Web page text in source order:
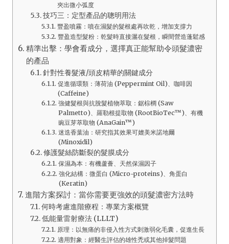
夾出微小弧度
技巧三：定型產品的聰明用法
豐盈噴霧：噴在濕髮的髮根處再吹乾，增加支撐力
豐盈造型髮粉：乾髮時直接灑在髮根，瞬間營造蓬鬆感
精準出擊：學會看成分，選擇真正能幫助令頭髮濃密
的產品
針對性養髮液/頭皮精華的關鍵成分
促進循環類：薄荷油 (Peppermint Oil)、咖啡因
(Caffeine)
強健髮根與抗脫髮植物萃取：鋸棕櫚 (Saw
Palmetto)、羅勒根提取物 (RootBioTec™)、有機
豌豆芽萃取物 (AnaGain™)
迷迭香葉油：研究指其效果可媲美米諾地爾
(Minoxidil)
修護髮絲防斷裂的髮膜成分
保濕為本：有機蘆薈、天然保濕因子
強化結構：微蛋白 (Micro-proteins)、角蛋白
(Keratin)
進階方案探討：當你需要更強效的頭髮濃密方法時
何時考慮進階療程：專業方案概覽
低能量雷射療法 (LLLT)
原理：以無痛的非侵入性方式刺激弱化毛囊，促進生長
適用對象：經醫生評估的雄性禿或其他掉髮問題